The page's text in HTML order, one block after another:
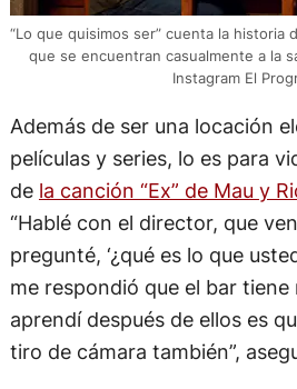
“Lo que quisimos ser” cuenta la historia
que se encuentran casualmente a la
Instagram El
Además de ser una locación
películas y series, lo es para
de la canción “Ex” de Mau y
“Hablé con el director, que
pregunté, ‘¿qué es lo que
me respondió que el bar
aprendí después de ellos es
tiro de cámara también”,